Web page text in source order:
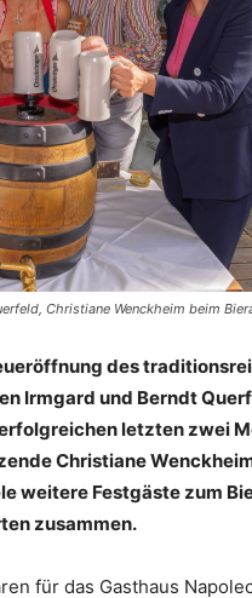
Christiane Wenckheim beim
des
Irmgard und Berndt
letzten zwei
Christiane
weitere Festgäste zum
zusammen.
für das Gasthaus